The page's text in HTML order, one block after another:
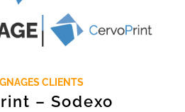
CLIENTS
– Sodexo